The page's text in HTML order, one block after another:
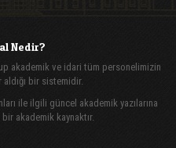
Nedir?
akademik ve idari tüm personelimizin
bir sistemidir.
ile ilgili güncel akademik yazılarına
akademik kaynaktır.